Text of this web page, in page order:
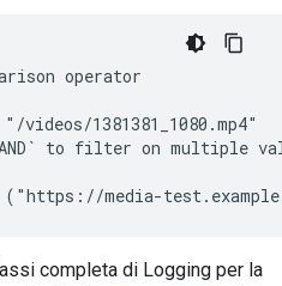
operator
1381381_1080.mp4"
to filter on multiple
completa di Logging per la